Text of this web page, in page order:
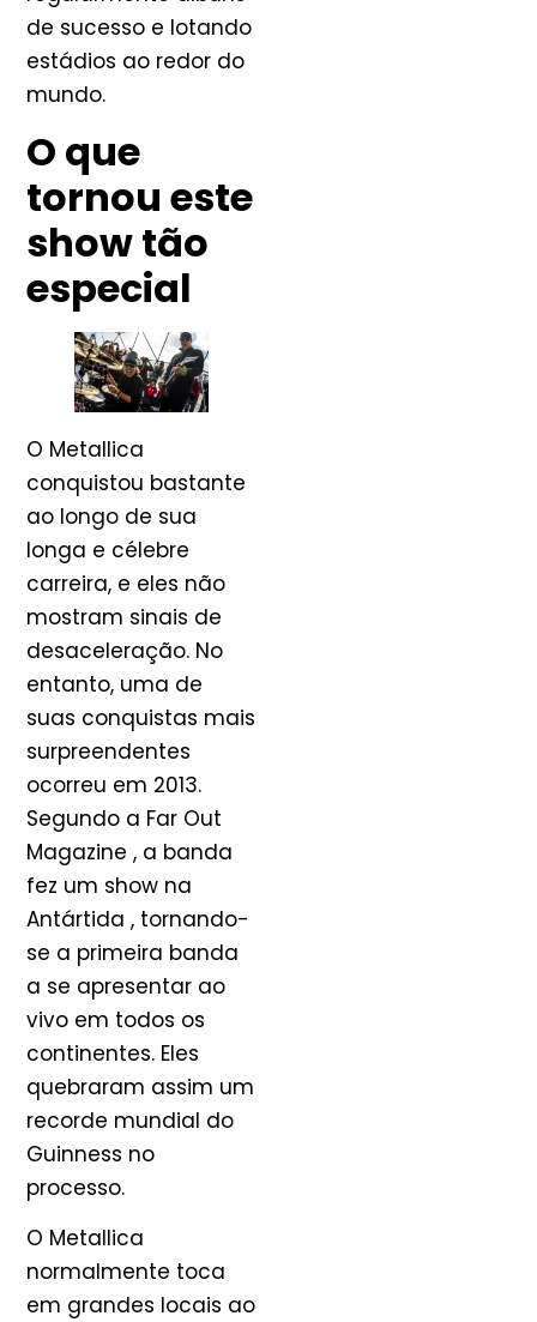
de sucesso e lotando
estádios ao redor do
mundo.
O que
tornou este
show tão
especial
O Metallica
conquistou bastante
ao longo de sua
longa e célebre
carreira, e eles não
mostram sinais de
desaceleração. No
entanto, uma de
suas conquistas mais
surpreendentes
ocorreu em 2013.
Segundo a Far Out
Magazine , a banda
fez um show na
Antártida , tornando-
se a primeira banda
a se apresentar ao
vivo em todos os
continentes. Eles
quebraram assim um
recorde mundial do
Guinness no
processo.
O Metallica
normalmente toca
em grandes locais ao